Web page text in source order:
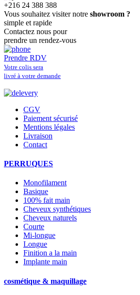
+216 24 388 388
Vous souhaitez visiter notre showroom ?
simple et rapide
Contactez nous pour
prendre un rendez-vous
Prendre RDV
Votre colis sera
livré à votre demande
CGV
Paiement sécurisé
Mentions légales
Livraison
Contact
PERRUQUES
Monofilament
Basique
100% fait main
Cheveux synthétiques
Cheveux naturels
Courte
Mi-longue
Longue
Finition a la main
Implante main
cosmétique & maquillage